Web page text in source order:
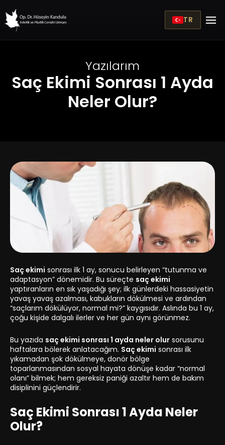
TR
Yazılarım
Saç Ekimi Sonrası 1 Ayda
Neler Olur?
Saç ekimi sonrası ilk 1 ay, sonucu belirleyen “tutunma ve
adaptasyon” dönemidir. Bu süreçte saç ekimi
yaptıranların en sık yaşadığı şey; ilk günlerdeki hassasiyetin
yavaş yavaş azalması, kabukların dökülmesi ve ardından
“saçlarım dökülüyor, normal mi?” kaygısıdır. Aslında bu 1 ay,
çoğu kişide dalgalı ilerler ve her gün aynı görünmez.
Bu yazıda saç ekimi sonrası 1 ayda neler olur sorusunu
haftalara bölerek anlatacağım. Saç ekimi sonrası ilk
yıkamadan şok dökülmeye, donör bölge
toparlanmasından sosyal hayata dönüşe kadar “normal
olanı” bilmek; hem gereksiz paniği azaltır hem de bakım
disiplinini güçlendirir.
Saç Ekimi Sonrası 1 Ayda Neler
Olur?